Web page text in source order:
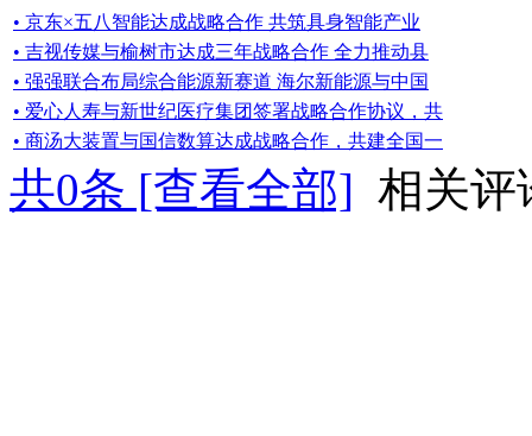
• 京东×五八智能达成战略合作 共筑具身智能产业
• 吉视传媒与榆树市达成三年战略合作 全力推动县
• 强强联合布局综合能源新赛道 海尔新能源与中国
• 爱心人寿与新世纪医疗集团签署战略合作协议，共
• 商汤大装置与国信数算达成战略合作，共建全国一
共0条 [查看全部] 相关评